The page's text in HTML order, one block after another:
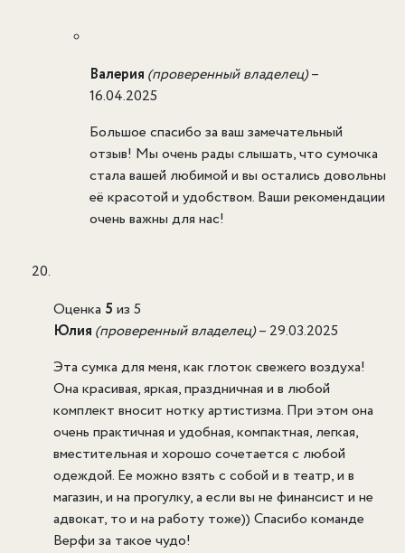
Валерия (проверенный владелец)–
16.04.2025
Большое спасибо за ваш замечательный
отзыв! Мы очень рады слышать, что сумочка
стала вашей любимой и вы остались довольны
её красотой и удобством. Ваши рекомендации
очень важны для нас!
Оценка 5 из 5
Юлия (проверенный владелец)– 29.03.2025
Эта сумка для меня, как глоток свежего воздуха!
Она красивая, яркая, праздничная и в любой
комплект вносит нотку артистизма. При этом она
очень практичная и удобная, компактная, легкая,
вместительная и хорошо сочетается с любой
одеждой. Ее можно взять с собой и в театр, и в
магазин, и на прогулку, а если вы не финансист и не
адвокат, то и на работу тоже)) Спасибо команде
Верфи за такое чудо!